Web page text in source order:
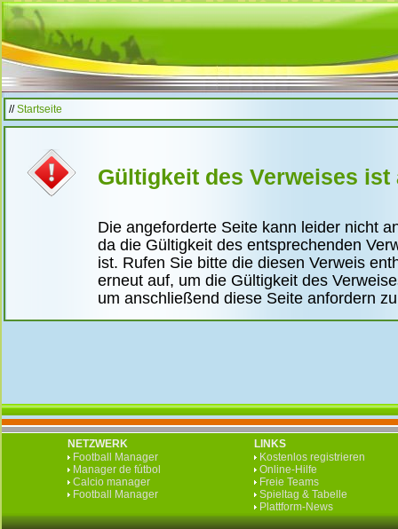
//Startseite
Gültigkeit des Verweises ist
Die angeforderte Seite kann leider nicht
da die Gültigkeit des entsprechenden
ist. Rufen Sie bitte die diesen Verweis
erneut auf, um die Gültigkeit des
um anschließend diese Seite anfordern
NETZWERK
Football Manager
Manager de fútbol
Calcio manager
Football Manager
LINKS
Kostenlos registrieren
Online-Hilfe
Freie Teams
Spieltag & Tabelle
Plattform-News